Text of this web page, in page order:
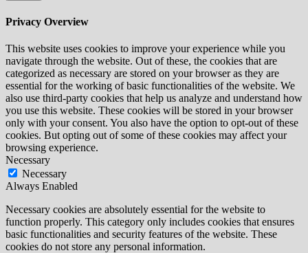
Privacy Overview
This website uses cookies to improve your experience while you
navigate through the website. Out of these, the cookies that are
categorized as necessary are stored on your browser as they are
essential for the working of basic functionalities of the website. We
also use third-party cookies that help us analyze and understand how
you use this website. These cookies will be stored in your browser
only with your consent. You also have the option to opt-out of these
cookies. But opting out of some of these cookies may affect your
browsing experience.
Necessary
Necessary
Always Enabled
Necessary cookies are absolutely essential for the website to
function properly. This category only includes cookies that ensures
basic functionalities and security features of the website. These
cookies do not store any personal information.